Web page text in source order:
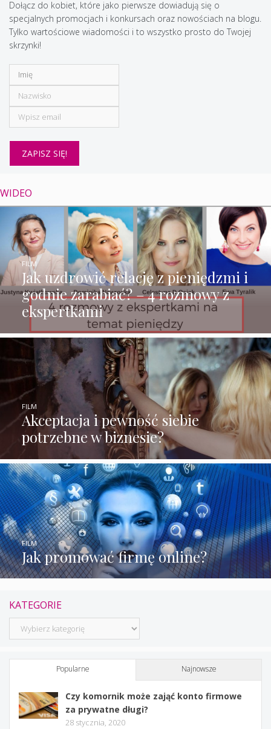
Dołącz do kobiet, które jako pierwsze dowiadują się o
specjalnych promocjach i konkursach oraz nowościach na blogu.
Tylko wartościowe wiadomości i to wszystko prosto do Twojej
skrzynki!
WIDEO
Jak uzdrowić relację z pieniędzmi i
godnie zarabiać? – 4 rozmowy z
ekspertkami
FILM
Akceptacja i pewność siebie
potrzebne w biznesie?
FILM
Jak promować firmę online?
FILM
KATEGORIE
Kategorie
Popularne Najnowsze
Czy komornik może zająć konto firmowe
za prywatne długi?
28 stycznia, 2020